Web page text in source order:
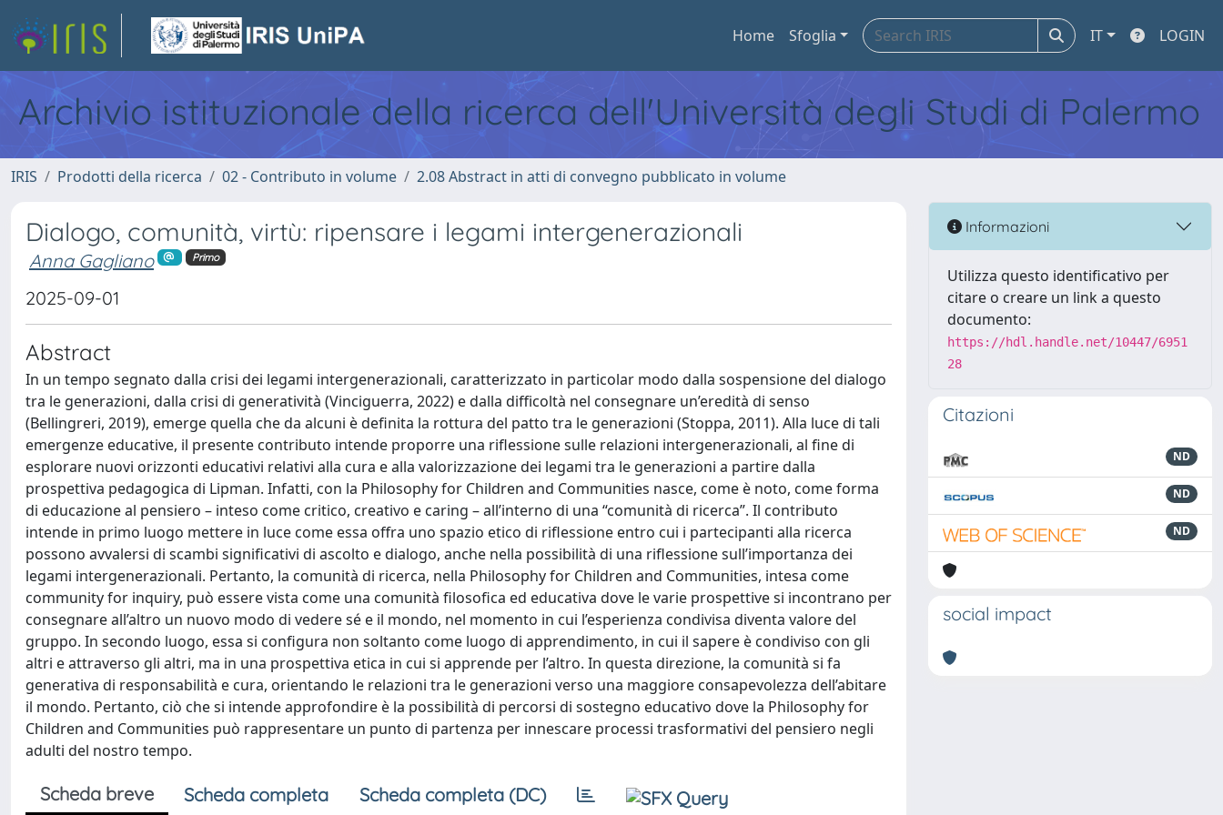
Home Sfoglia IT LOGIN
Archivio istituzionale della ricerca dell'Università degli Studi di Palermo
IRIS Prodotti della ricerca 02 - Contributo in volume 2.08 Abstract in atti di convegno pubblicato in volume
Dialogo, comunità, virtù: ripensare i legami intergenerazionali
Anna Gagliano Primo
2025-09-01
Abstract
In un tempo segnato dalla crisi dei legami intergenerazionali, caratterizzato in particolar modo dalla sospensione del dialogo
tra le generazioni, dalla crisi di generatività (Vinciguerra, 2022) e dalla difficoltà nel consegnare un’eredità di senso
(Bellingreri, 2019), emerge quella che da alcuni è definita la rottura del patto tra le generazioni (Stoppa, 2011). Alla luce di tali
emergenze educative, il presente contributo intende proporre una riflessione sulle relazioni intergenerazionali, al fine di
esplorare nuovi orizzonti educativi relativi alla cura e alla valorizzazione dei legami tra le generazioni a partire dalla
prospettiva pedagogica di Lipman. Infatti, con la Philosophy for Children and Communities nasce, come è noto, come forma
di educazione al pensiero – inteso come critico, creativo e caring – all’interno di una “comunità di ricerca”. Il contributo
intende in primo luogo mettere in luce come essa offra uno spazio etico di riflessione entro cui i partecipanti alla ricerca
possono avvalersi di scambi significativi di ascolto e dialogo, anche nella possibilità di una riflessione sull’importanza dei
legami intergenerazionali. Pertanto, la comunità di ricerca, nella Philosophy for Children and Communities, intesa come
community for inquiry, può essere vista come una comunità filosofica ed educativa dove le varie prospettive si incontrano per
consegnare all’altro un nuovo modo di vedere sé e il mondo, nel momento in cui l’esperienza condivisa diventa valore del
gruppo. In secondo luogo, essa si configura non soltanto come luogo di apprendimento, in cui il sapere è condiviso con gli
altri e attraverso gli altri, ma in una prospettiva etica in cui si apprende per l’altro. In questa direzione, la comunità si fa
generativa di responsabilità e cura, orientando le relazioni tra le generazioni verso una maggiore consapevolezza dell’abitare
il mondo. Pertanto, ciò che si intende approfondire è la possibilità di percorsi di sostegno educativo dove la Philosophy for
Children and Communities può rappresentare un punto di partenza per innescare processi trasformativi del pensiero negli
adulti del nostro tempo.
Scheda breve Scheda completa Scheda completa (DC)
Informazioni
Utilizza questo identificativo per
citare o creare un link a questo
documento:
https://hdl.handle.net/10447/6951
28
Citazioni
ND
ND
ND
social impact